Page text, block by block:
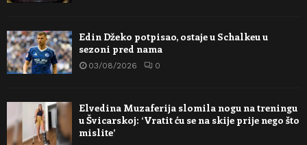
Edin Džeko potpisao, ostaje u Schalkeu u
sezoni pred nama
03/08/2026 0
Elvedina Muzaferija slomila nogu na treningu
u Švicarskoj: ‘Vratit ću se na skije prije nego što
mislite’